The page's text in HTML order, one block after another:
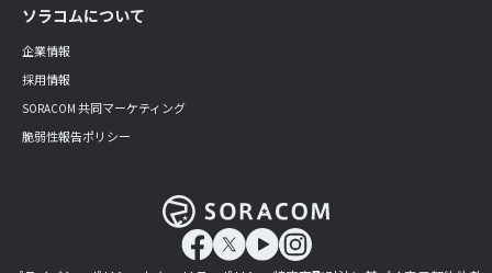
ソラコムについて
企業情報
採用情報
SORACOM 共同マーケティング
脆弱性報告ポリシー